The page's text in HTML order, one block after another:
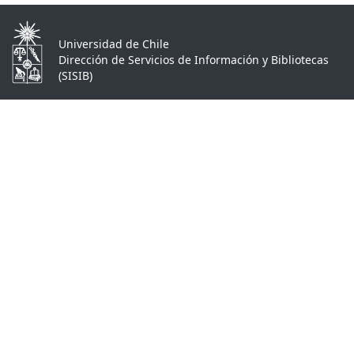
Universidad de Chile
Dirección de Servicios de Información y Bibliotecas
(SISIB)